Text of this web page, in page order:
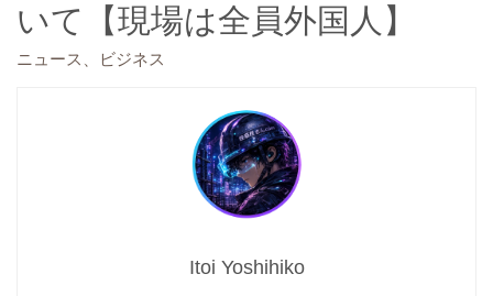
いて【現場は全員外国人】
ニュース ビジネス
Itoi Yoshihiko